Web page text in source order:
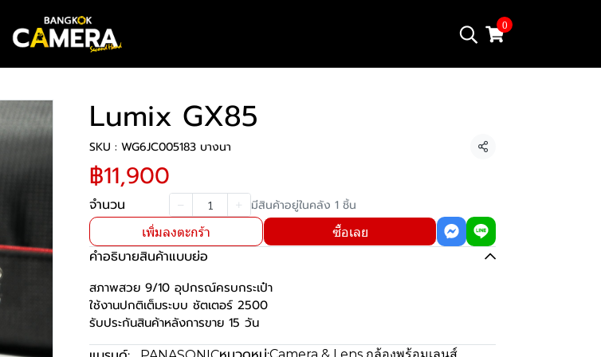
0
Lumix GX85
SKU : WG6JC005183 บางนา แชร์
฿11,900
จำนวน
มีสินค้าอยู่ในคลัง 1 ชิ้น
เพิ่มลงตะกร้า
ซื้อเลย
คำอธิบายสินค้าแบบย่อ
สภาพสวย 9/10 อุปกรณ์ครบกระเป๋า
ใช้งานปกติเต็มระบบ ชัตเตอร์ 2500
รับประกันสินค้าหลังการขาย 15 วัน